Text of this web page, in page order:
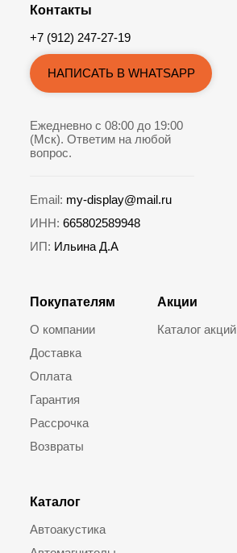
Покупателям
О компании
Доставка
Оплата
Гарантия
Рассрочка
Возвраты
Каталог
Автоакустика
Акции
Каталог акций
Контакты
+7 (912) 247-27-19
НАПИСАТЬ В WHATSAPP
Ежедневно с 08:00 до 19:00
(Мск). Ответим на любой
вопрос.
Email: my-display@mail.ru
ИНН: 665802589948
ИП: Ильина Д.А